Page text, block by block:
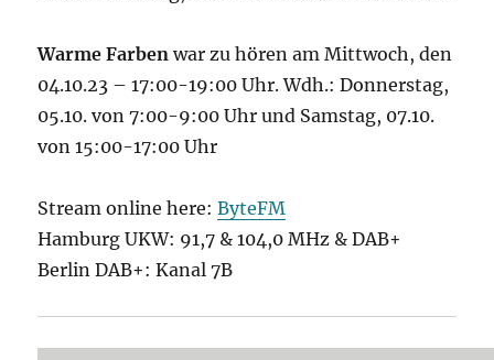
Warme Farbenwar zu hören am Mittwoch, den
04.10.23 – 17:00-19:00 Uhr. Wdh.: Donnerstag,
05.10. von 7:00-9:00 Uhr und Samstag, 07.10.
von 15:00-17:00 Uhr
Stream online here:ByteFM
Hamburg UKW: 91,7 & 104,0 MHz & DAB+
Berlin DAB+: Kanal 7B